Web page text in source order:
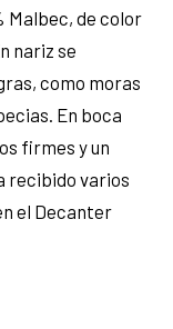
Malbec, de color
nariz se
como moras
En boca
firmes y un
recibido varios
el Decanter